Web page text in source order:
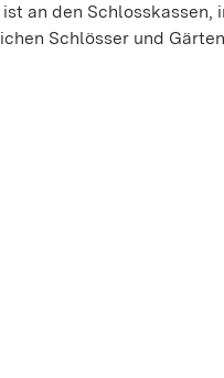
an den Schlosskassen,
Schlösser und Gärten